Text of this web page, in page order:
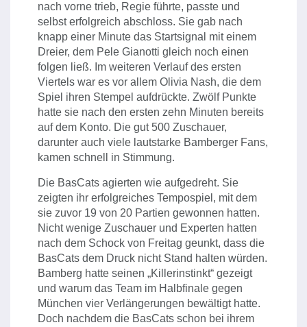
nach vorne trieb, Regie führte, passte und
selbst erfolgreich abschloss. Sie gab nach
knapp einer Minute das Startsignal mit einem
Dreier, dem Pele Gianotti gleich noch einen
folgen ließ. Im weiteren Verlauf des ersten
Viertels war es vor allem Olivia Nash, die dem
Spiel ihren Stempel aufdrückte. Zwölf Punkte
hatte sie nach den ersten zehn Minuten bereits
auf dem Konto. Die gut 500 Zuschauer,
darunter auch viele lautstarke Bamberger Fans,
kamen schnell in Stimmung.
Die BasCats agierten wie aufgedreht. Sie
zeigten ihr erfolgreiches Tempospiel, mit dem
sie zuvor 19 von 20 Partien gewonnen hatten.
Nicht wenige Zuschauer und Experten hatten
nach dem Schock von Freitag geunkt, dass die
BasCats dem Druck nicht Stand halten würden.
Bamberg hatte seinen „Killerinstinkt“ gezeigt
und warum das Team im Halbfinale gegen
München vier Verlängerungen bewältigt hatte.
Doch nachdem die BasCats schon bei ihrem